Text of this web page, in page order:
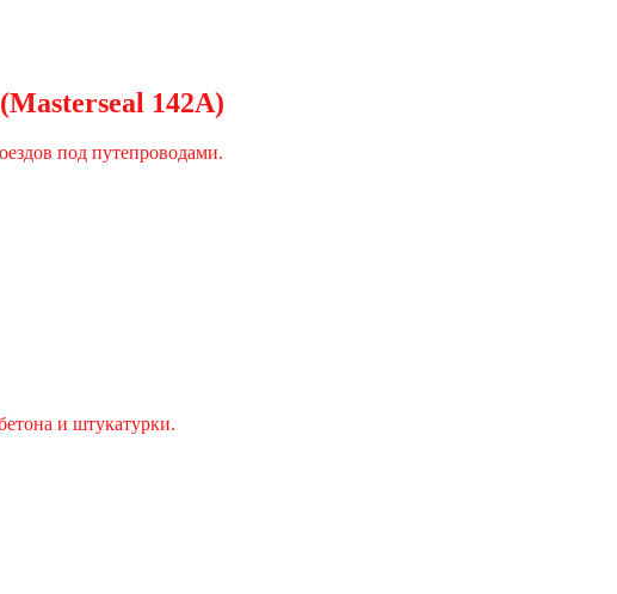
142А)
под путепроводами.
и штукатурки.